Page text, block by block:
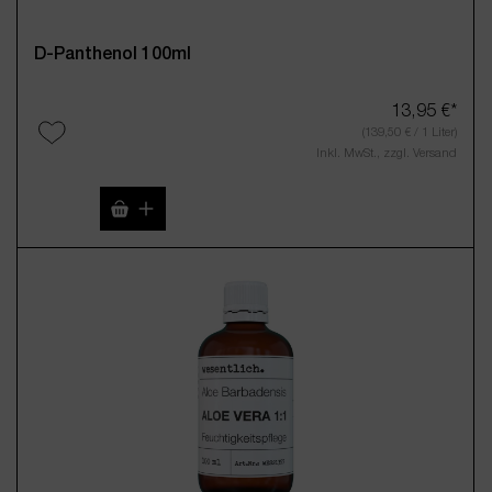
D-Panthenol 100ml
13,95 €*
(139,50 € / 1 Liter)
Inkl. MwSt., zzgl. Versand
Produkt Anzahl: Gib den gewünschten